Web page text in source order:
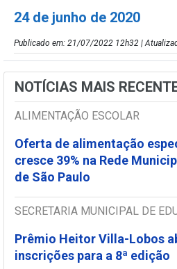
24 de junho de 2020
Publicado em: 21/07/2022 12h32 |
NOTÍCIAS MAIS
ALIMENTAÇÃO ESCOLAR
Oferta de alimentação
cresce 39% na Rede
de São Paulo
SECRETARIA MUNICIPAL DE
Prêmio Heitor Villa-Lobos
inscrições para a 8ª edição